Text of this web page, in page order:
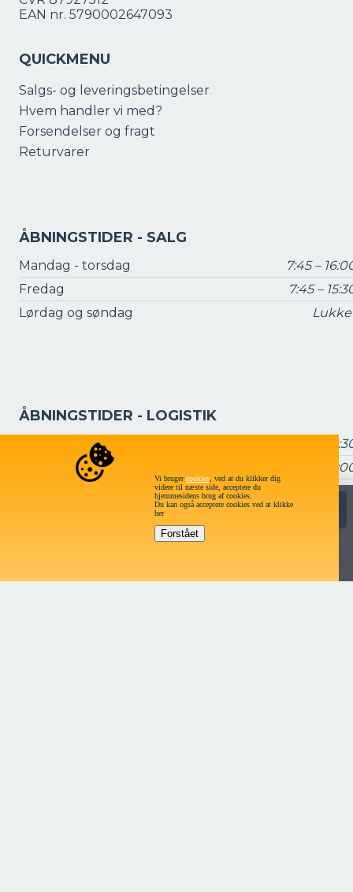
Send forespørgsel
EAN nr. 5790002647093
QUICKMENU
Salgs- og leveringsbetingelser
Hvem handler vi med?
Forsendelser og fragt
Returvarer
ÅBNINGSTIDER - SALG
Mandag - torsdag
7:45 –
Fredag
7:45 –
Lørdag og søndag
ÅBNINGSTIDER - LOGISTIK
Mandag - torsdag
7:15 –
7:15 –
Vi brugercookies, ved at du klikker dig
videre til næste side, acceptere du
hjemmesidens brug af cookies.
Du kan også acceptere cookies ved at klikke
her